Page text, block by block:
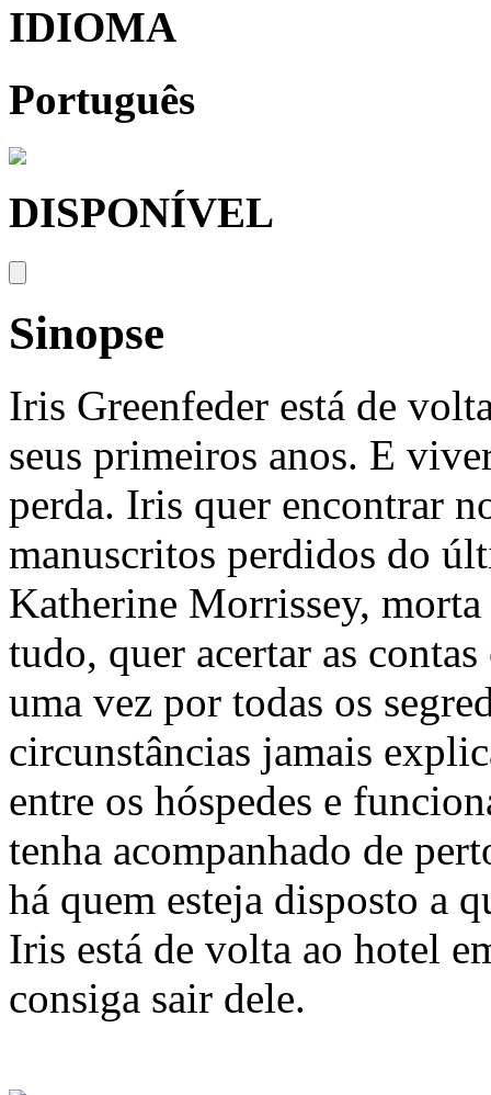
IDIOMA
Português
DISPONÍVEL
Sinopse
Iris Greenfeder está de
seus primeiros anos. E
perda. Iris quer encontrar
manuscritos perdidos do
Katherine Morrissey,
tudo, quer acertar as
uma vez por todas os
circunstâncias jamais
entre os hóspedes e
tenha acompanhado de
há quem esteja disposto a
Iris está de volta ao hotel
consiga sair dele.